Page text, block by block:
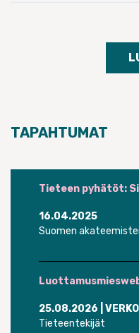
TAPAHTUMAT
Tieteen pyhätöt:
16.04.2025
Suomen
25.08.2026 |
Tieteentekijät